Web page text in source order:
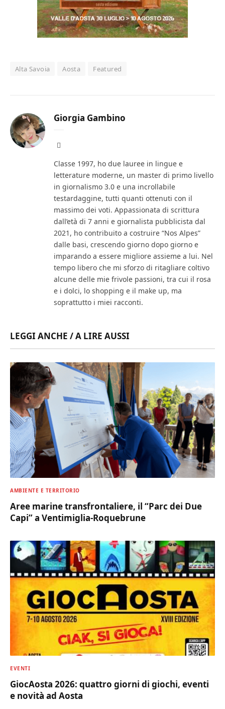
Alta Savoia Aosta Featured
Giorgia Gambino
Classe 1997, ho due lauree in lingue e
letterature moderne, un master di primo livello
in giornalismo 3.0 e una incrollabile
testardaggine, tutti quanti ottenuti con il
massimo dei voti. Appassionata di scrittura
dall’età di 7 anni e giornalista pubblicista dal
2021, ho contribuito a costruire “Nos Alpes”
dalle basi, crescendo giorno dopo giorno e
imparando a essere migliore assieme a lui. Nel
tempo libero che mi sforzo di ritagliare coltivo
alcune delle mie frivole passioni, tra cui il rosa
e i dolci, lo shopping e il make up, ma
soprattutto i miei racconti.
LEGGI ANCHE / A LIRE AUSSI
AMBIENTE E TERRITORIO
Aree marine transfrontaliere, il “Parc dei Due
Capi” a Ventimiglia-Roquebrune
EVENTI
GiocAosta 2026: quattro giorni di giochi, eventi
e novità ad Aosta